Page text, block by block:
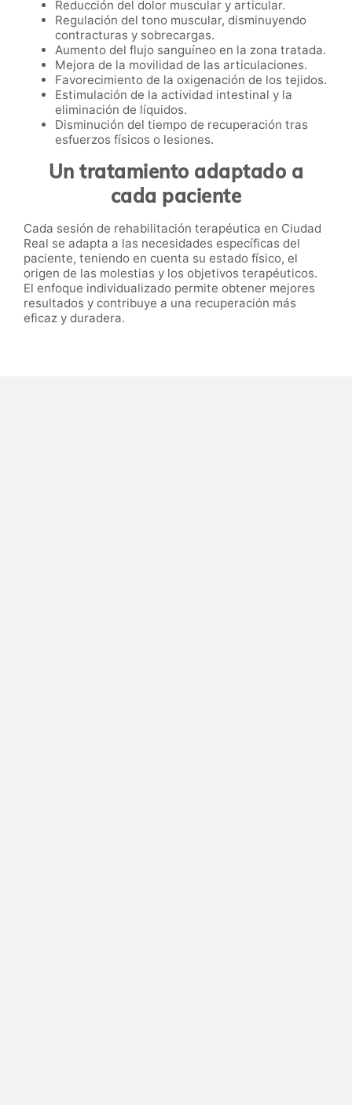
Reducción del dolor muscular y articular.
Regulación del tono muscular, disminuyendo
contracturas y sobrecargas.
Aumento del flujo sanguíneo en la zona tratada.
Mejora de la movilidad de las articulaciones.
Favorecimiento de la oxigenación de los tejidos.
Estimulación de la actividad intestinal y la
eliminación de líquidos.
Disminución del tiempo de recuperación tras
esfuerzos físicos o lesiones.
Un tratamiento adaptado a
cada paciente
Cada sesión de rehabilitación terapéutica en Ciudad
Real se adapta a las necesidades específicas del
paciente, teniendo en cuenta su estado físico, el
origen de las molestias y los objetivos terapéuticos.
El enfoque individualizado permite obtener mejores
resultados y contribuye a una recuperación más
eficaz y duradera.